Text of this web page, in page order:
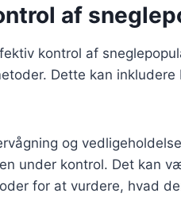
af
kontrol af
Dette kan
og
under kontrol. Det kan
for at vurdere, hvad